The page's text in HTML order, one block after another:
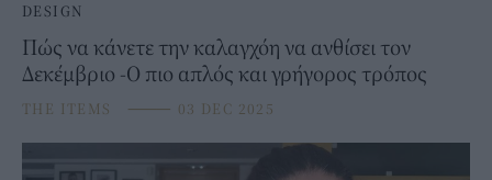
DESIGN
Πώς να κάνετε την καλαγχόη να ανθίσει τον
Δεκέμβριο -Ο πιο απλός και γρήγορος τρόπος
THE ITEMS ⸻ 03 DEC 2025